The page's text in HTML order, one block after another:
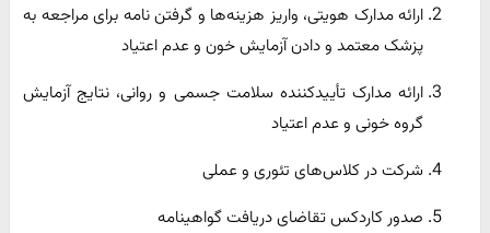
ارائه مدارک هویتی، واریز هزینه‌ها و گرفتن نامه برای مراجعه به
پزشک معتمد و دادن آزمایش خون و عدم اعتیاد
ارائه مدارک تأییدکننده سلامت جسمی و روانی، نتایج آزمایش
گروه خونی و عدم اعتیاد
شرکت در کلاس‌های تئوری و عملی
صدور کاردکس تقاضای دریافت گواهینامه